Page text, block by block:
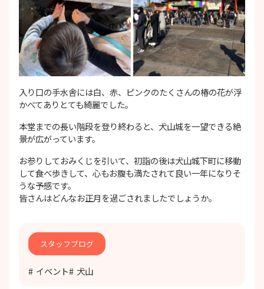
入り口の手水舎には白、赤、ピンクのたくさんの椿の花が浮
かべてありとても綺麗でした。
本堂までの長い階段を登り終わると、犬山城を一望できる絶
景が広がっています。
お参りしておみくじを引いて、初詣の後は犬山城下町に移動
して食べ歩きして、心もお腹も満たされて良い一年になりそ
うな予感です。
皆さんはどんなお正月を過ごされましたでしょうか。
スタッフブログ
イベント 犬山